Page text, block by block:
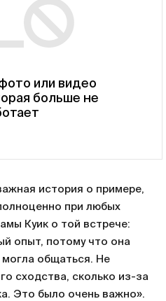
или видео
больше не
история о примере,
при любых
Куик о той встрече:
опыт, потому что она
могла общаться. Не
сходства, сколько из-за
Это было очень важно».